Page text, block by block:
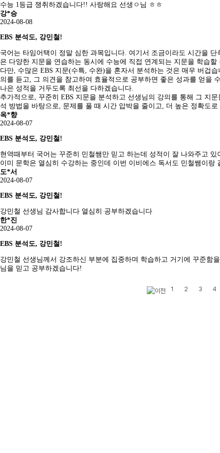
수능 1등급 쟁취하겠습니다!! 사랑해요 선생ㅇ님 ㅎㅎ
강*승
2024-08-08
EBS 분석도, 강민철!
국어는 타임어택이 정말 심한 과목입니다. 여기서 조금이라도 시간을
은 다양한 지문을 연습하는 동시에 수능에 직접 연계되는 지문을 학습할
다만, 수많은 EBS 지문(수특, 수완)을 혼자서 분석하는 것은 매우 버겁
의를 듣고, 그 의견을 참고하여 효율적으로 공부하면 좋은 성과를 얻을
나은 성적을 거두도록 최선을 다하겠습니다.
추가적으로, 꾸준히 EBS 지문을 분석하고 선생님의 강의를 통해 그 지
석 방법을 바탕으로, 문제를 풀 때 시간 압박을 줄이고, 더 높은 정확도
옥*향
2024-08-07
EBS 분석도, 강민철!
현역때부터 국어는 꾸준히 민철쌤만 믿고 하는데 성적이 잘 나와주고 있
이미 문학은 열심히 수강하는 중인데 이번 이비에스 독서도 민철쌤이
도*서
2024-08-07
EBS 분석도, 강민철!
강민철 선생님 감사합니다 열심히 공부하겠습니다
한*진
2024-08-07
EBS 분석도, 강민철!
강민철 선생님께서 강조하신 부분에 집중하며 학습하고 거기에 꾸준함
님을 믿고 공부하겠습니다!
1 2 3 4